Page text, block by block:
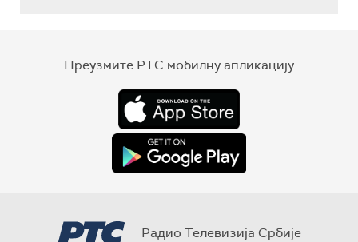
Преузмите РТС мобилну апликацију
Радио Телевизија Србије